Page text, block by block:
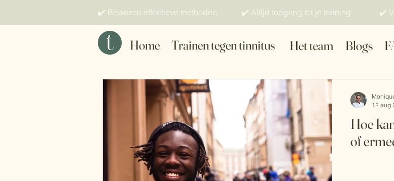
✔️ Bewezen effectieve methoden ✔️ Altijd toegang tot je training ✔️
Het team Blogs
Home Trainen tegen tinnitus
Hoe
of
12 aug